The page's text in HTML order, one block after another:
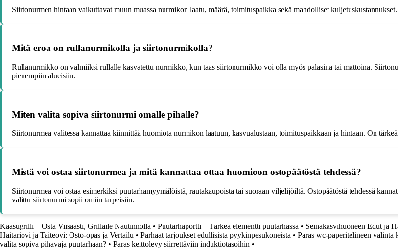
Siirtonurmen hintaan vaikuttavat muun muassa nurmikon laatu, määrä, toimituspaikka sekä mahdolliset
Mitä eroa on rullanurmikolla ja siirtonurmikolla?
Rullanurmikko on valmiiksi rullalle kasvatettu nurmikko, kun taas siirtonurmikko voi olla myös palasina tai mattoina.
pienempiin alueisiin.
Miten valita sopiva siirtonurmi omalle pihalle?
Siirtonurmea valitessa kannattaa kiinnittää huomiota nurmikon laatuun, kasvualustaan, toimituspaikkaan ja hintaan. On
Mistä voi ostaa siirtonurmea ja mitä kannattaa ottaa huomioon ostopäätöstä tehdessä?
Siirtonurmea voi ostaa esimerkiksi puutarhamyymälöistä, rautakaupoista tai suoraan viljelijöiltä. Ostopäätöstä tehdessä
valittu siirtonurmi sopii omiin tarpeisiin.
Kaasugrilli – Osta Viisaasti, Grillaile Nautinnolla • Puutarhaportti – Tärkeä elementti puutarhassa • Seinäkasvihuoneen Edut ja
Haitariovi ja Taiteovi: Osto-opas ja Vertailu • Parhaat tarjoukset edullisista pyykinpesukoneista • Paras wc-paperitelineen
valita sopiva pihavaja puutarhaan? • Paras keittolevy siirrettäviin induktiotasoihin •